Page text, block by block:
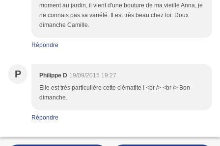
moment au jardin, il vient d'une bouture de ma vieille Anna, je
ne connais pas sa variété. Il est très beau chez toi. Doux
dimanche Camille.
Répondre
P Philippe D 19/09/2015 19:27
Elle est très particulière cette clématite ! <br /> <br /> Bon
dimanche.
Répondre